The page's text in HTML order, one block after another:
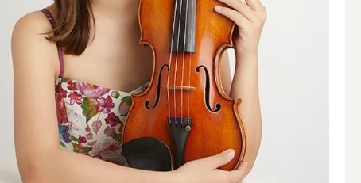
ボールキャンドル
その他キャンドル